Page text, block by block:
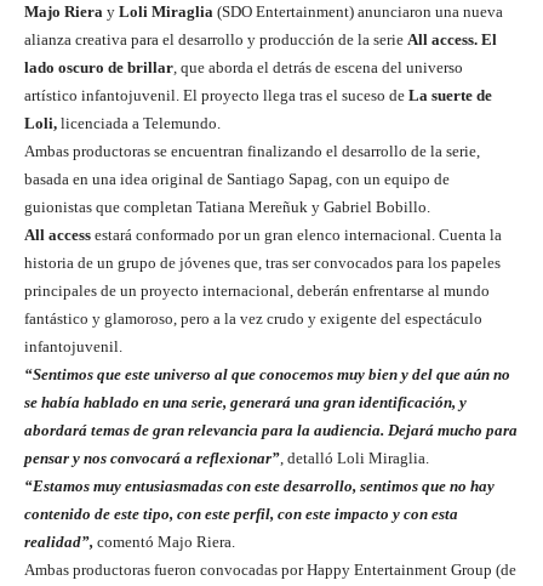
Majo Riera y Loli Miraglia (SDO Entertainment) anunciaron una nueva
alianza creativa para el desarrollo y producción de la serie All access. El
lado oscuro de brillar que aborda el detrás de escena del universo
artístico infantojuvenil. El proyecto llega tras el suceso de La suerte de
Loli, licenciada a Telemundo.
Ambas productoras se encuentran finalizando el desarrollo de la serie,
basada en una idea original de Santiago Sapag, con un equipo de
guionistas que completan Tatiana Mereñuk y Gabriel Bobillo.
All access estará conformado por un gran elenco internacional. Cuenta la
historia de un grupo de jóvenes que, tras ser convocados para los papeles
principales de un proyecto internacional, deberán enfrentarse al mundo
fantástico y glamoroso, pero a la vez crudo y exigente del espectáculo
infantojuvenil.
“Sentimos que este universo al que conocemos muy bien y del que aún no
se había hablado en una serie, generará una gran identificación, y
abordará temas de gran relevancia para la audiencia. Dejará mucho para
pensar y nos convocará a reflexionar” , detalló Loli Miraglia.
“Estamos muy entusiasmadas con este desarrollo, sentimos que no hay
contenido de este tipo, con este perfil, con este impacto y con esta
realidad”, comentó Majo Riera.
Ambas productoras fueron convocadas por Happy Entertainment Group (de